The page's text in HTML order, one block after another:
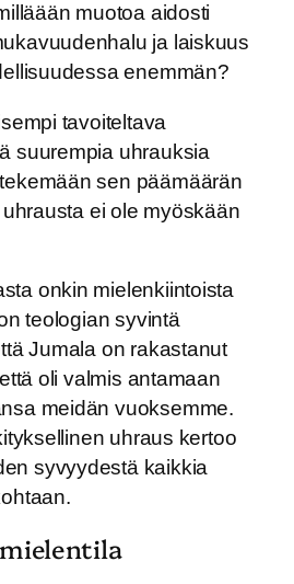
muotoa aidosti
ja laiskuus
enemmän?
tavoiteltava
suurempia uhrauksia
sen päämäärän
ei ole myöskään
onkin mielenkiintoista
teologian syvintä
Jumala on rakastanut
oli valmis antamaan
meidän vuoksemme.
uhraus kertoo
syvyydestä kaikkia